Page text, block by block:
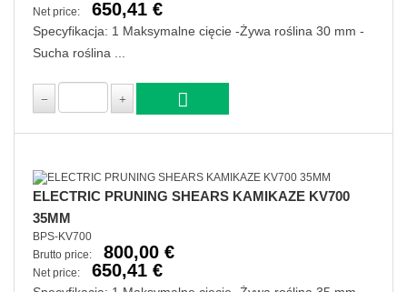
Net price: 650,41 €
Specyfikacja: 1 Maksymalne cięcie -Żywa roślina 30 mm -
Sucha roślina ...
ELECTRIC PRUNING SHEARS KAMIKAZE KV700
35MM
BPS-KV700
Brutto price:
800,00 €
Net price: 650,41 €